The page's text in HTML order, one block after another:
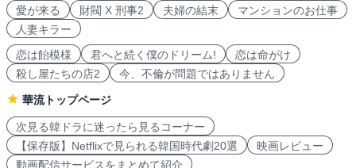
愛が来る 財閥 X 刑事2 夫婦の結末
マンションのお仕事
人妻キラー
恋は飴模様
君へと続く僕のドリーム!
恋は命がけ
殺し屋たちの店2
今、不倫が問題ではありません
華流トップページ
次見る韓ドラに迷ったら見るコーナー
【保存版】Netflixで見られる韓国時代劇20選
映画レビュー
動画配信サービスをまとめて紹介